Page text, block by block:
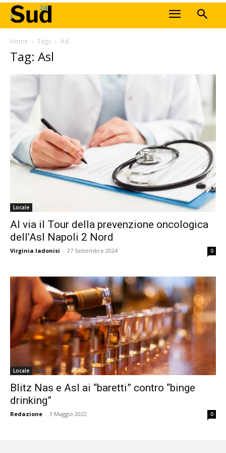
Home Tags Asl
Tag: Asl
Locale
Al via il Tour della prevenzione oncologica
dell’Asl Napoli 2 Nord
Virginia Iadonisi - 27 Settembre 2024 0
Locale
Blitz Nas e Asl ai “baretti” contro “binge
drinking”
Redazione - 3 Maggio 2022 0